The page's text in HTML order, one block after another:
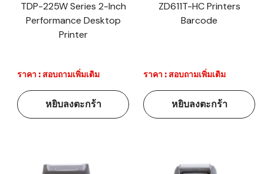
TDP-225W Series 2-Inch
Performance Desktop
Printer
ราคา : สอบถามเพิ่มเติม
หยิบลงตะกร้า
ZD611T-HC Printers
Barcode
ราคา : สอบถามเพิ่มเติม
หยิบลงตะกร้า